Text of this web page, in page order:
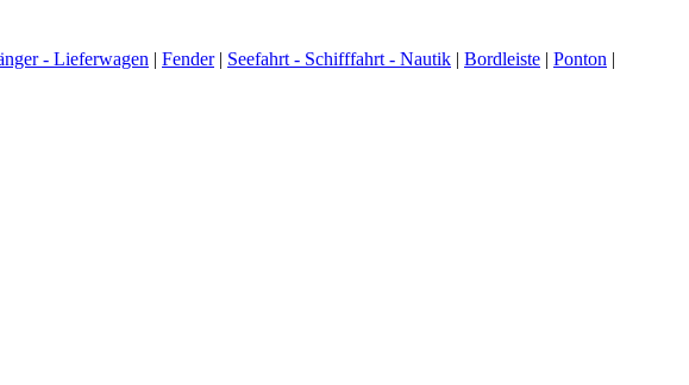
- Lieferwagen | Fender| Seefahrt - Schifffahrt - Nautik | Bordleiste | Ponton |